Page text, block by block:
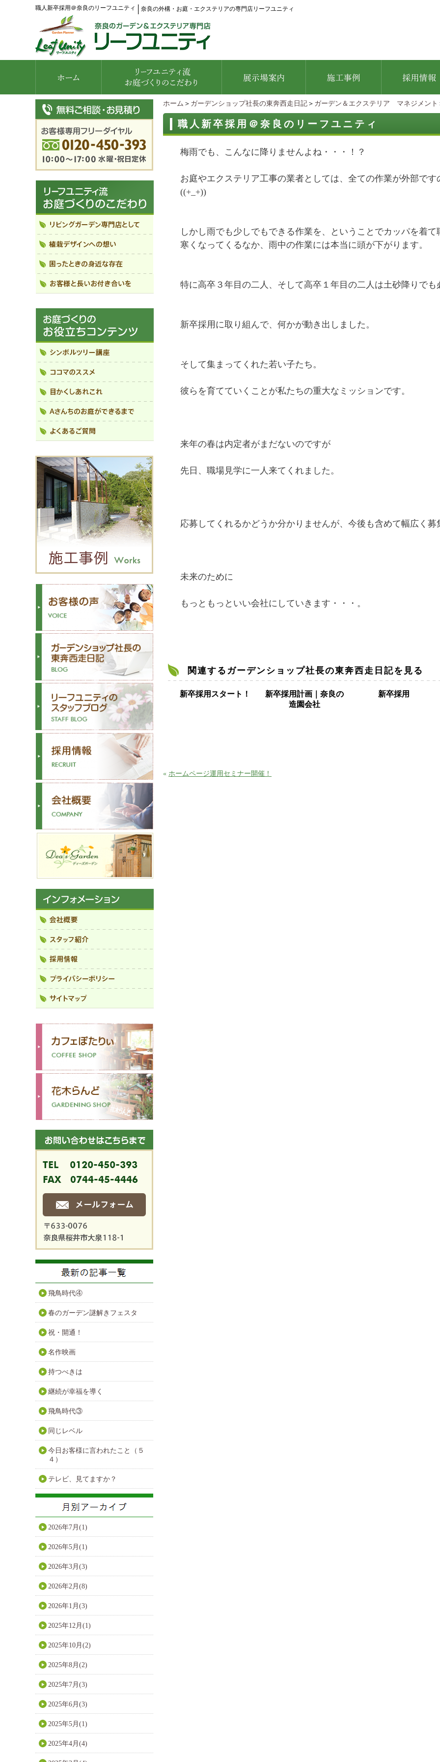
職人新卒採用＠奈良のリーフユニティ 奈良の外構・お庭・エクステリアの専門店リーフユニティ
ホーム ＞ ガーデンショップ社長の東奔西走日記 ＞ ガーデン＆エクステリア マネジメント
職人新卒採用＠奈良のリーフユニティ
梅雨でも、こんなに降りませんよね・・・！？
お庭やエクステリア工事の業者としては、全ての作業が外部で
((+_+))
しかし雨でも少しでもできる作業を、ということでカッパを着て
寒くなってくるなか、雨中の作業には本当に頭が下がります。
特に高卒３年目の二人、そして高卒１年目の二人は土砂降りでも
新卒採用に取り組んで、何かが動き出しました。
そして集まってくれた若い子たち。
彼らを育てていくことが私たちの重大なミッションです。
来年の春は内定者がまだないのですが
先日、職場見学に一人来てくれました。
応募してくれるかどうか分かりませんが、今後も含めて幅広く募
未来のために
もっともっといい会社にしていきます・・・。
関連するガーデンショップ社長の東奔西走日記を見る
新卒採用スタート！
新卒採用計画｜奈良の
造園会社
新卒採用
« ホームページ運用セミナー開催！
飛鳥時代④
春のガーデン謎解きフェスタ
祝・開通！
名作映画
持つべきは
継続が幸福を導く
飛鳥時代③
同じレベル
今日お客様に言われたこと（５
４）
テレビ、見てますか？
2026年7月(1)
2026年5月(1)
2026年3月(3)
2026年2月(8)
2026年1月(3)
2025年12月(1)
2025年10月(2)
2025年8月(2)
2025年7月(3)
2025年6月(3)
2025年5月(1)
2025年4月(4)